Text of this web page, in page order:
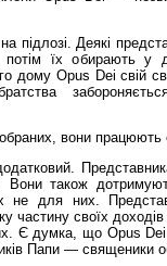
підлозі. Деякі
потім їх обирають у
дому Opus Dei свій
вони працюють
Вони також
не для них.
частину своїх
Є думка, що Opus Dei
Папи — священики